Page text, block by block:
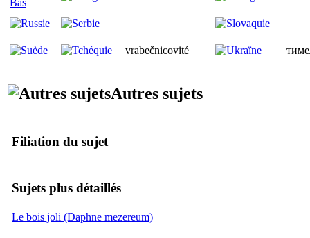
vrabečnicovité
Autres sujets
Filiation du sujet
Sujets plus détaillés
Le bois joli (Daphne mezereum)